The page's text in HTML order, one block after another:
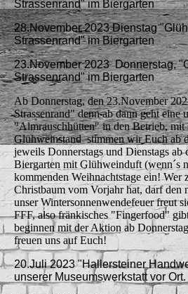
Strassenrand" im Biergarten
28.November 2023 Dienstag
Strassenrand" im Biergarten
23.November 2023 Donnerstag,
Strassenrand" im Biergarten
Ab Donnerstag, den 23.November
Strassenrand" denn ab dann geht eine
"Almrauschhütten" in den Betrieb, mit
Glühweinstand stimmen wir Euch ab
jeweils Donnerstags und Dienstags
Biergarten mit Glühweinduft (wenn´s
kommenden Weihnachtstage ein! Wer
Christbaum vom Vorjahr hat, darf den
unser Wintersonnenwendefeuer freut
FFF, also fränkisches "Fingerfood"
beginnen mit der Aktion ab
freuen uns auf Euch!
20.Juli 2023 "Hallersteiner
unserer Museumswerkstatt vor Ort.